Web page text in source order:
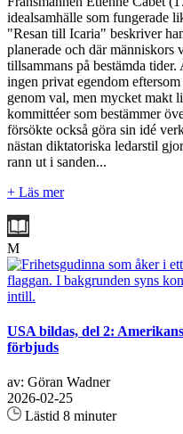
idealsamhälle som fungerade
"Resan till Icaria" beskriver
planerade och där människors
tillsammans på bestämda
ingen privat egendom
genom val, men mycket makt
kommittéer som bestämmer
försökte också göra sin idé
nästan diktatoriska ledarstil
rann ut i sanden...
+ Läs mer
M
USA bildas, del 2:
förbjuds
av: Göran Wadner
2026-02-25
Lästid 8 minuter